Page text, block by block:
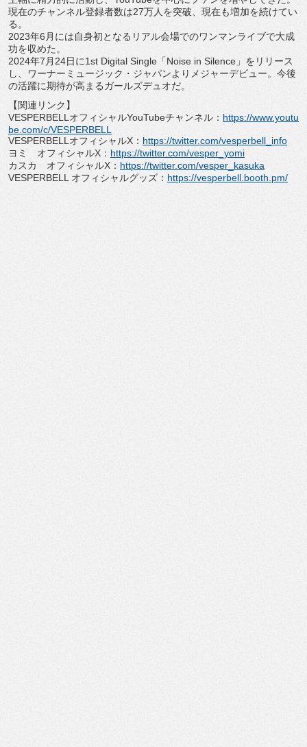
現在のチャンネル登録者数は27万人を突破、 現在も増加を続けてい
る。
2023年6月には自身初となるリアル会場でのワンマンライブで大成
功を収めた。
2024年7月24日に1st Digital Single「Noise in Silence」をリリース
し、ワーナーミュージック・ ジャパンよりメジャーデビュー。 今後
の活躍に期待が高まるガールズデュオだ。
【関連リンク】
VESPERBELLオフィシャルYouTubeチャンネル： https://www.youtu
be.com/c/VESPERBELL
VESPERBELLオフィシャルX： https://twitter.com/vesperbell_info
ヨミ オフィシャルX： https://twitter.com/vesper_yomi
カスカ オフィシャルX： https://twitter.com/vesper_kasuka
VESPERBELL オフィシャルグッズ： https://vesperbell. booth.pm/